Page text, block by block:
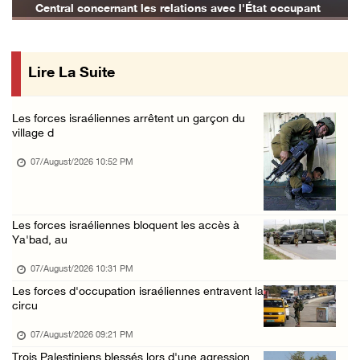
Khalayel al-Louz : des colons attaquent un c ...
Nouvelle attaque de colons à Ramallah : une ...
Nouvelles incursions à Bethléem et Tubas : d ...
07/August/2026 08:54 AM
Les autorités d'occupation émettent des ordr ...
06/August/2026 11:55 PM
concernant les relations avec l'État occupant
Lire La Suite
Les forces israéliennes arrêtent un garçon du
village d
07/August/2026 10:52 PM
Les forces israéliennes bloquent les accès à
Ya'bad, au
07/August/2026 10:31 PM
Les forces d'occupation israéliennes entravent la
circu
07/August/2026 09:21 PM